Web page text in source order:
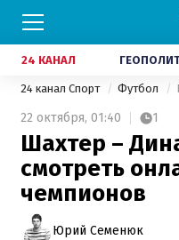
24 КАНАЛ
24 канал Спорт Футбол
22 октября, 01:40 1
Шахтер –
смотреть
чемпионов
Юрий Семенюк